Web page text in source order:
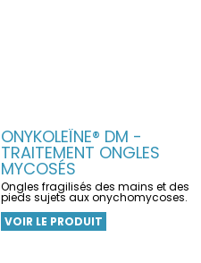
ONYKOLEÏNE® DM -
TRAITEMENT ONGLES
MYCOSÉS
Ongles fragilisés des mains et des
pieds sujets aux onychomycoses.
VOIR LE PRODUIT